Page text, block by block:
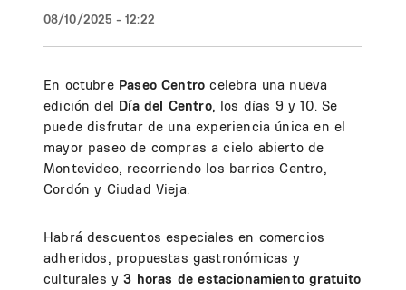
08/10/2025 - 12:22
En octubre Paseo Centro celebra una nueva
edición del Día del Centro, los días 9 y 10. Se
puede disfrutar de una experiencia única en el
mayor paseo de compras a cielo abierto de
Montevideo, recorriendo los barrios Centro,
Cordón y Ciudad Vieja.
Habrá descuentos especiales en comercios
adheridos, propuestas gastronómicas y
culturales y3 horas de estacionamiento gratuito